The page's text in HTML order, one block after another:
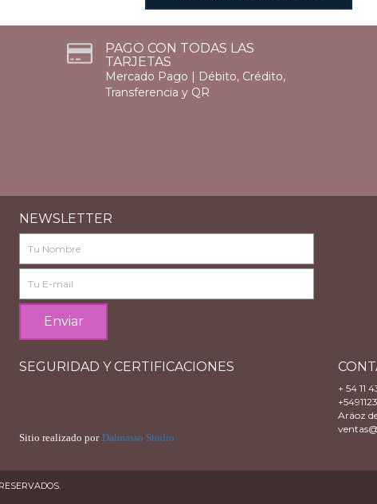
PAGO CON TODAS LAS
TARJETAS
Mercado Pago | Débito, Crédito,
Transferencia y QR
NEWSLETTER
SEGURIDAD Y CERTIFICACIONES
Sitio realizado por Dalmasso Studio
+ 54 11
Aráoz